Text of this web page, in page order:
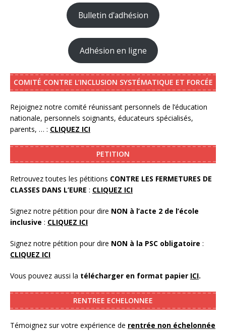
Bulletin d'adhésion
Adhésion en ligne
COMITÉ CONTRE L’INCLUSION SYSTÉMATIQUE ET FORCÉE
Rejoignez notre comité réunissant personnels de l’éducation
nationale, personnels soignants, éducateurs spécialisés,
parents, … : CLIQUEZ ICI
PETITION
Retrouvez toutes les pétitions CONTRE LES FERMETURES DE
CLASSES DANS L’EURE : CLIQUEZ ICI
Signez notre pétition pour dire NON à l’acte 2 de l’école
inclusive : CLIQUEZ ICI
Signez notre pétition pour dire NON à la PSC obligatoire :
CLIQUEZ ICI
Vous pouvez aussi la télécharger en format papier ICI.
RENTREE ECHELONNEE
Témoignez sur votre expérience de rentrée non échelonnée